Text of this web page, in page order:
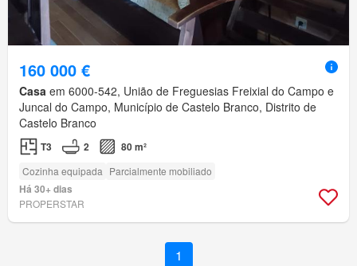
160 000 €
Casa em 6000-542, União de Freguesias Freixial do Campo e
Juncal do Campo, Município de Castelo Branco, Distrito de
Castelo Branco
T3 2 80 m²
Cozinha equipada Parcialmente mobiliado
Há 30+ dias
PROPERSTAR
1